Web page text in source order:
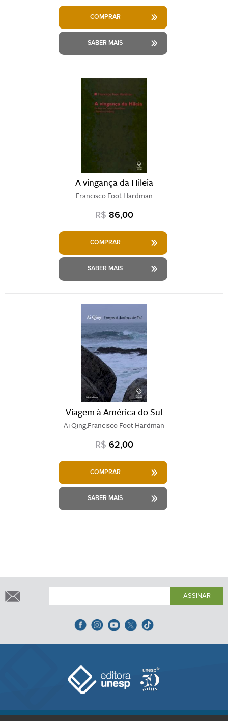
COMPRAR
SABER MAIS
A vingança da Hileia
Francisco Foot Hardman
R$ 86,00
COMPRAR
SABER MAIS
Viagem à América do Sul
Ai Qing,Francisco Foot Hardman
R$ 62,00
COMPRAR
SABER MAIS
ASSINAR